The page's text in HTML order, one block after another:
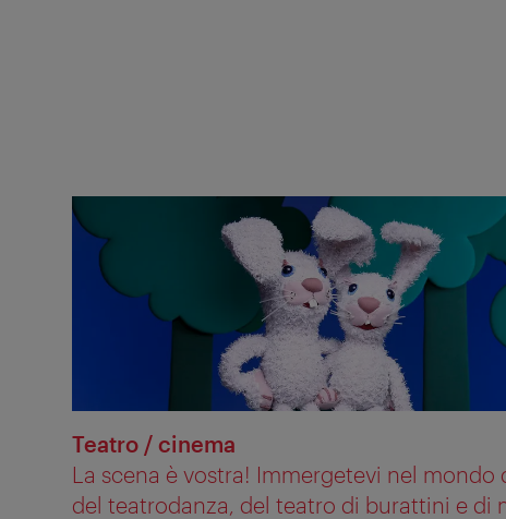
Teatro / cinema
La scena è vostra! Immergetevi nel mondo
del teatrodanza, del teatro di burattini e di